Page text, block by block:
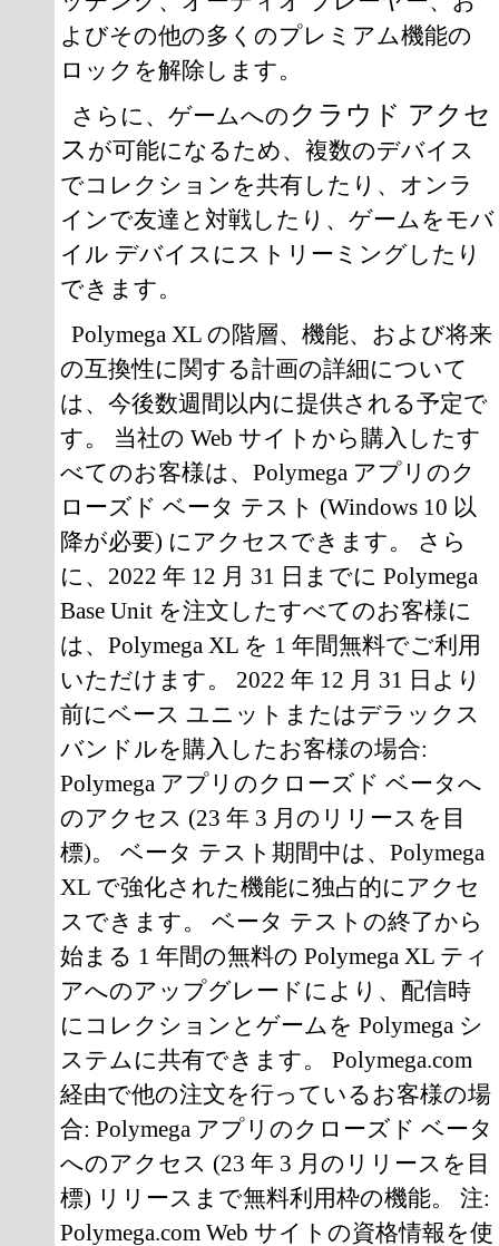
よびその他の多くのプレミアム機能の
ロックを解除します。
さらに、ゲームへのクラウド アクセ
ス が可能になるため、複数のデバイス
でコレクションを共有したり、オンラ
インで友達と対戦したり、ゲームをモバ
イル デバイスにストリーミングしたり
できます。
Polymega XL の階層、機能、および将来
の互換性に関する計画の詳細について
は、今後数週間以内に提供される予定で
す。 当社の Web サイトから購入したす
べてのお客様は、Polymega アプリのク
ローズド ベータ テスト (Windows 10 以
降が必要) にアクセスできます。 さら
に、2022 年 12 月 31 日までに Polymega
Base Unit を注文したすべてのお客様に
は、Polymega XL を 1 年間無料でご利用
いただけます。 2022 年 12 月 31 日より
前にベース ユニットまたはデラックス
バンドルを購入したお客様の場合:
Polymega アプリのクローズド ベータへ
のアクセス (23 年 3 月のリリースを目
標)。 ベータ テスト期間中は、Polymega
XL で強化された機能に独占的にアクセ
スできます。 ベータ テストの終了から
始まる 1 年間の無料の Polymega XL ティ
アへのアップグレードにより、配信時
にコレクションとゲームを Polymega シ
ステムに共有できます。 Polymega.com
経由で他の注文を行っているお客様の場
合: Polymega アプリのクローズド ベータ
へのアクセス (23 年 3 月のリリースを目
標) リリースまで無料利用枠の機能。 注:
Polymega.com Web サイトの資格情報を使